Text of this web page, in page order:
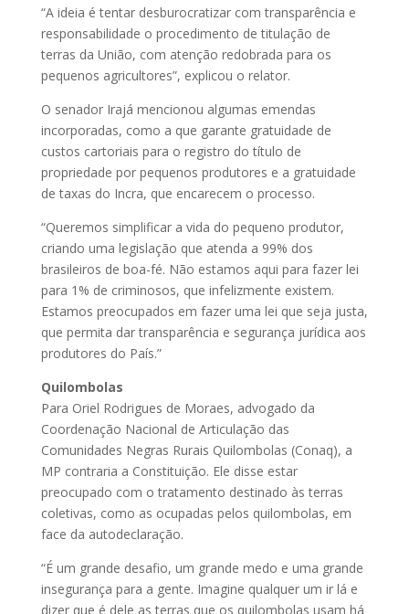
“A ideia é tentar desburocratizar com transparência e
responsabilidade o procedimento de titulação de
terras da União, com atenção redobrada para os
pequenos agricultores”, explicou o relator.
O senador Irajá mencionou algumas emendas
incorporadas, como a que garante gratuidade de
custos cartoriais para o registro do título de
propriedade por pequenos produtores e a gratuidade
de taxas do Incra, que encarecem o processo.
“Queremos simplificar a vida do pequeno produtor,
criando uma legislação que atenda a 99% dos
brasileiros de boa-fé. Não estamos aqui para fazer lei
para 1% de criminosos, que infelizmente existem.
Estamos preocupados em fazer uma lei que seja justa,
que permita dar transparência e segurança jurídica aos
produtores do País.”
Quilombolas
Para Oriel Rodrigues de Moraes, advogado da
Coordenação Nacional de Articulação das
Comunidades Negras Rurais Quilombolas (Conaq), a
MP contraria a Constituição. Ele disse estar
preocupado com o tratamento destinado às terras
coletivas, como as ocupadas pelos quilombolas, em
face da autodeclaração.
“É um grande desafio, um grande medo e uma grande
insegurança para a gente. Imagine qualquer um ir lá e
dizer que é dele as terras que os quilombolas usam há